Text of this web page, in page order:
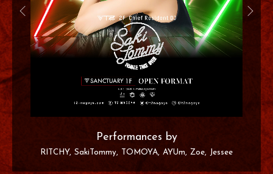
Performances by
RITCHY SakiTommy TOMOYA AYUm Zoe Jessee